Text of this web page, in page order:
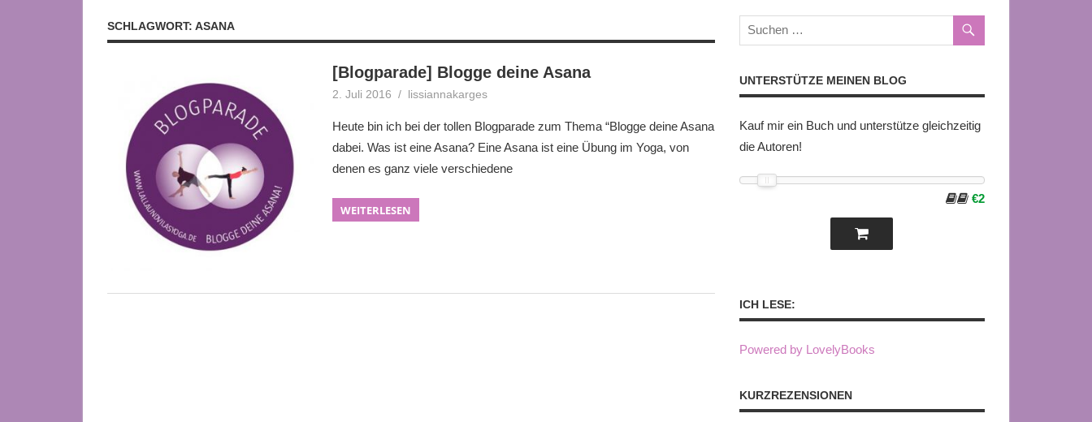
SCHLAGWORT: ASANA
[Blogparade] Blogge deine Asana
2. Juli 2016 lissiannakarges
Heute bin ich bei der tollen Blogparade zum Thema “Blogge deine Asana
dabei. Was ist eine Asana? Eine Asana ist eine Übung im Yoga, von
denen es ganz viele verschiedene
WEITERLESEN
UNTERSTÜTZE MEINEN BLOG
Kauf mir ein Buch und unterstütze gleichzeitig
die Autoren!
€2
ICH LESE:
Powered by LovelyBooks
KURZREZENSIONEN